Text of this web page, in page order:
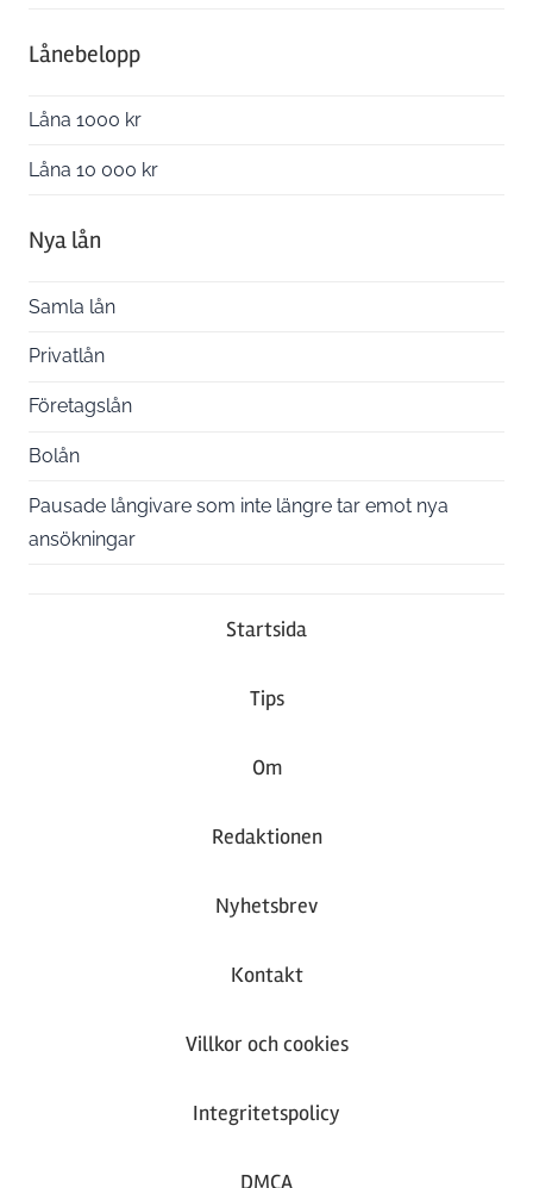
Lånebelopp
Låna 1000 kr
Låna 10 000 kr
Nya lån
Samla lån
Privatlån
Företagslån
Bolån
Pausade långivare som inte längre tar emot nya
ansökningar
Startsida
Tips
Om
Redaktionen
Nyhetsbrev
Kontakt
Villkor och cookies
Integritetspolicy
DMCA